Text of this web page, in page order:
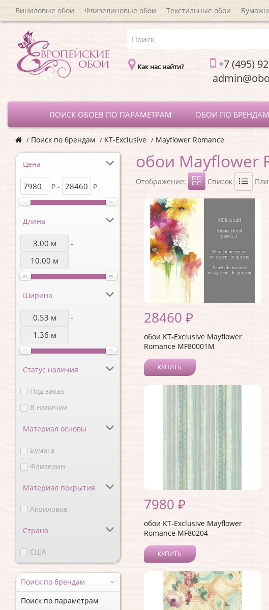
Виниловые обои Флизелиновые обои Текстильные обои
Как нас найти?
+7 (495)
ПОИСК ОБОЕВ ПО ПАРАМЕТРАМ ОБОИ ПО
Поиск по брендам KT-Exclusive Mayflower Romance
Цена
₽ - ₽
Длина
-
Ширина
-
Статус наличия
Под заказ
В наличии
Материал основы
Бумага
Флизелин
Материал покрытия
Акриловое
Страна
США
Поиск по брендам
Поиск по параметрам
обои Mayflower
Отображение: Список
28460 ₽
обои KT-Exclusive Mayflower
Romance MF80001M
КУПИТЬ
7980 ₽
обои KT-Exclusive Mayflower
Romance MF80204
КУПИТЬ